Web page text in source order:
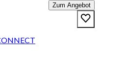
Zum Angebot